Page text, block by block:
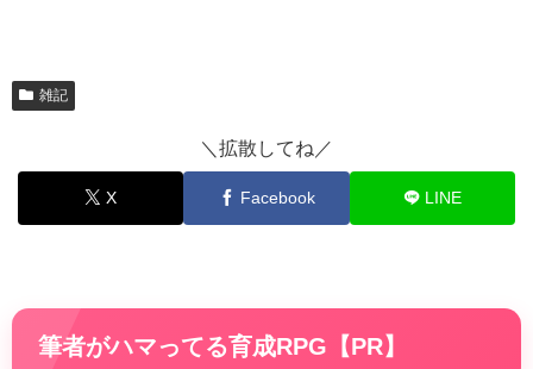
雑記
＼拡散してね／
X Facebook LINE
筆者がハマってる育成RPG【PR】